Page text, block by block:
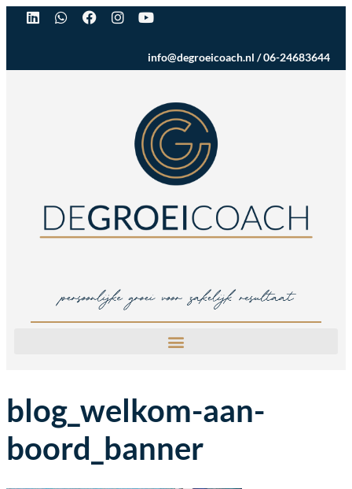
info@degroeicoach.nl /06-24683644
blog_welkom-aan-
boord_banner